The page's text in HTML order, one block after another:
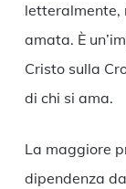
letteralmente,
amata. È
Cristo sulla
di chi si ama.
La maggiore
dipendenza